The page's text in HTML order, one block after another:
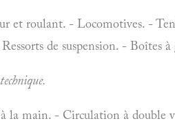
et roulant. - Locomotives. -
de suspension. - Boîtes
la main. - Circulation à